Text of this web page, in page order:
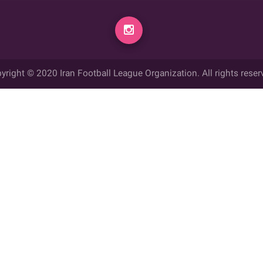
© 2020 Iran Football League Organization. All rights